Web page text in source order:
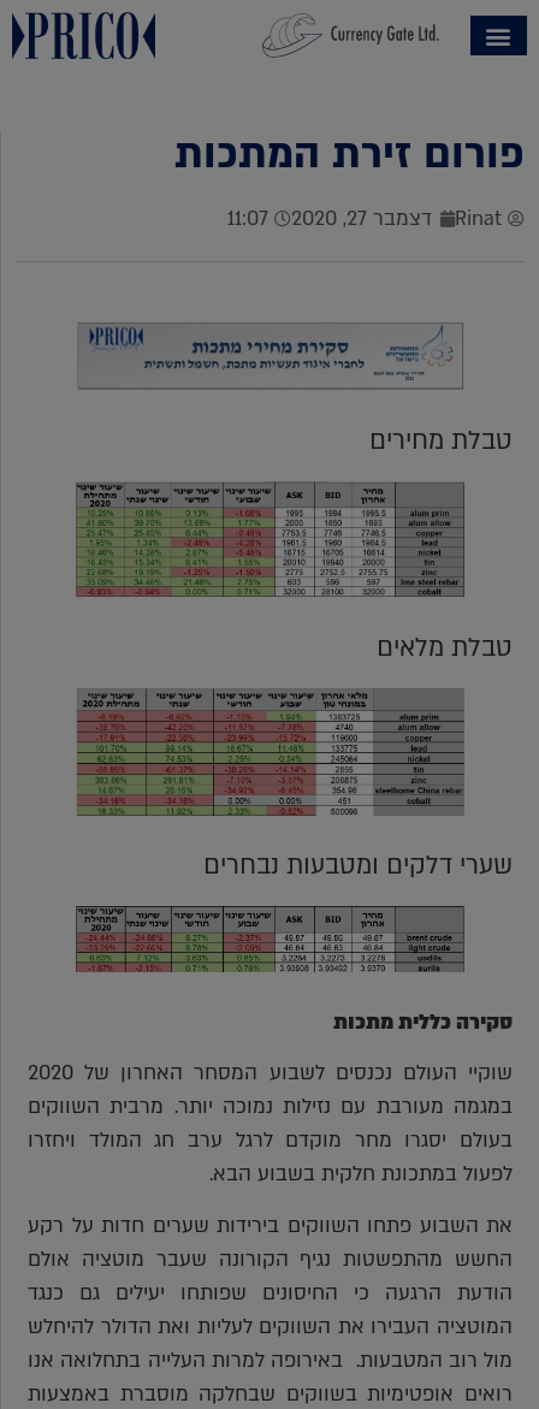
פורום זירת המתכות
Rinat דצמבר 27, 2020 11:07
טבלת מחירים
טבלת מלאים
שערי דלקים ומטבעות נבחרים
סקירה כללית מתכות
שוקיי העולם נכנסים לשבוע המסחר האחרון של 2020
במגמה מעורבת עם נזילות נמוכה יותר. מרבית השווקים
בעולם יסגרו מחר מוקדם לרגל ערב חג המולד ויחזרו
לפעול במתכונת חלקית בשבוע הבא.
את השבוע פתחו השווקים בירידות שערים חדות על רקע
החשש מהתפשטות נגיף הקורונה שעבר מוטציה אולם
הודעת הרגעה כי החיסונים שפותחו יעילים גם כנגד
המוטציה העבירו את השווקים לעליות ואת הדולר להיחלש
מול רוב המטבעות. באירופה למרות העלייה בתחלואה אנו
רואים אופטימיות בשווקים שבחלקה מוסברת באמצעות